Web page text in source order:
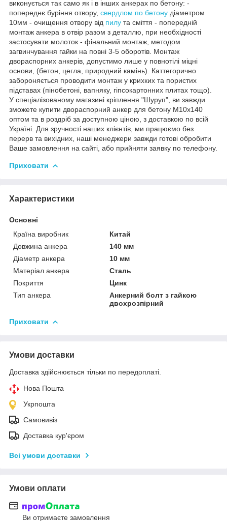
виконується так само як і в інших анкерах по бетону: -
попереднє буріння отвору, свердлом по бетону діаметром
10мм - очищення отвору від пилу та сміття - попередній
монтаж анкера в отвір разом з деталлю, при необхідності
застосувати молоток - фінальний монтаж, методом
загвинчування гайки на повні 3-5 оборотів. Монтаж
двораспорних анкерів, допустимо лише у повнотілі міцні
основи, (бетон, цегла, природний камінь). Каттегорично
забороняється проводити монтаж у крихких та пористих
підставах (пінобетоні, вапняку, гіпсокартонних плитах тощо).
У спеціалізованому магазині кріплення "Шуруп", ви завжди
зможете купити двораспорний анкер для бетону М10х140
оптом та в роздріб за доступною ціною, з доставкою по всій
Україні. Для зручності наших клієнтів, ми працюємо без
перерв та вихідних, наші менеджери завжди готові обробити
Ваше замовлення на сайті, або прийняти заявку по телефону.
Приховати
Характеристики
Основні
Країна виробник
Китай
Довжина анкера
140 мм
Діаметр анкера
10 мм
Матеріал анкера
Сталь
Покриття
Цинк
Тип анкера
Анкерний болт з гайкою
двохрозпірний
Приховати
Умови доставки
Доставка здійснюється тільки по передоплаті.
Нова Пошта
Укрпошта
Самовивіз
Доставка кур'єром
Всі умови доставки
Умови оплати
Ви отримаєте замовлення